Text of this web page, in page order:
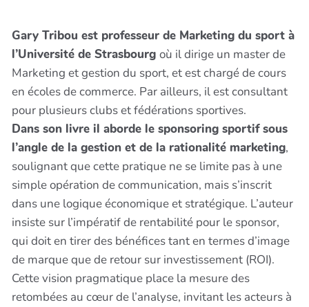
Gary Tribou est professeur de Marketing du sport à
l’Université de Strasbourg où il dirige un master de
Marketing et gestion du sport, et est chargé de cours
en écoles de commerce. Par ailleurs, il est consultant
pour plusieurs clubs et fédérations sportives.
Dans son livre il aborde le sponsoring sportif sous
l’angle de la gestion et de la rationalité marketing,
soulignant que cette pratique ne se limite pas à une
simple opération de communication, mais s’inscrit
dans une logique économique et stratégique. L’auteur
insiste sur l’impératif de rentabilité pour le sponsor,
qui doit en tirer des bénéfices tant en termes d’image
de marque que de retour sur investissement (ROI).
Cette vision pragmatique place la mesure des
retombées au cœur de l’analyse, invitant les acteurs à